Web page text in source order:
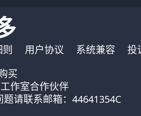
用户协议 系统兼容
投
买
作室合作伙伴
请联系邮箱：44641354C